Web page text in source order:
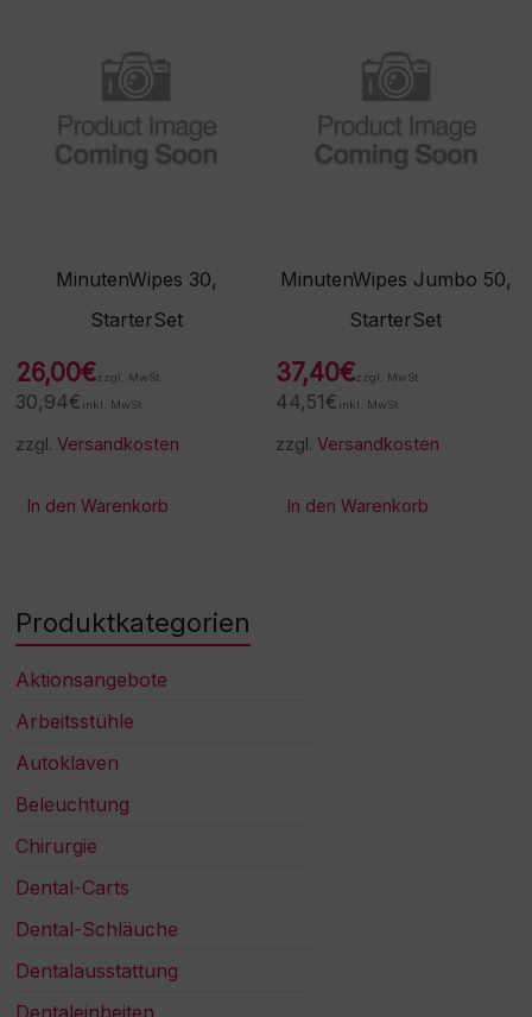
MinutenWipes 30,
StarterSet
26,00€zzgl. MwSt.
30,94€ inkl. MwSt.
zzgl.Versandkosten
In den Warenkorb
MinutenWipes Jumbo 50,
StarterSet
37,40€zzgl. MwSt.
44,51€ inkl. MwSt.
zzgl.Versandkosten
In den Warenkorb
Produktkategorien
Aktionsangebote
Arbeitsstühle
Autoklaven
Beleuchtung
Chirurgie
Dental-Carts
Dental-Schläuche
Dentalausstattung